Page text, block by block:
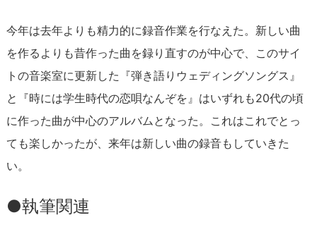
今年は去年よりも精力的に録音作業を行なえた。新しい曲
を作るよりも昔作った曲を録り直すのが中心で、このサイ
トの音楽室に更新した『弾き語りウェディングソングス』
と『時には学生時代の恋唄なんぞを』はいずれも20代の頃
に作った曲が中心のアルバムとなった。これはこれでとっ
ても楽しかったが、来年は新しい曲の録音もしていきた
い。
●執筆関連